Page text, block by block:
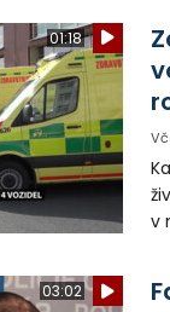
01:18
v
03:02